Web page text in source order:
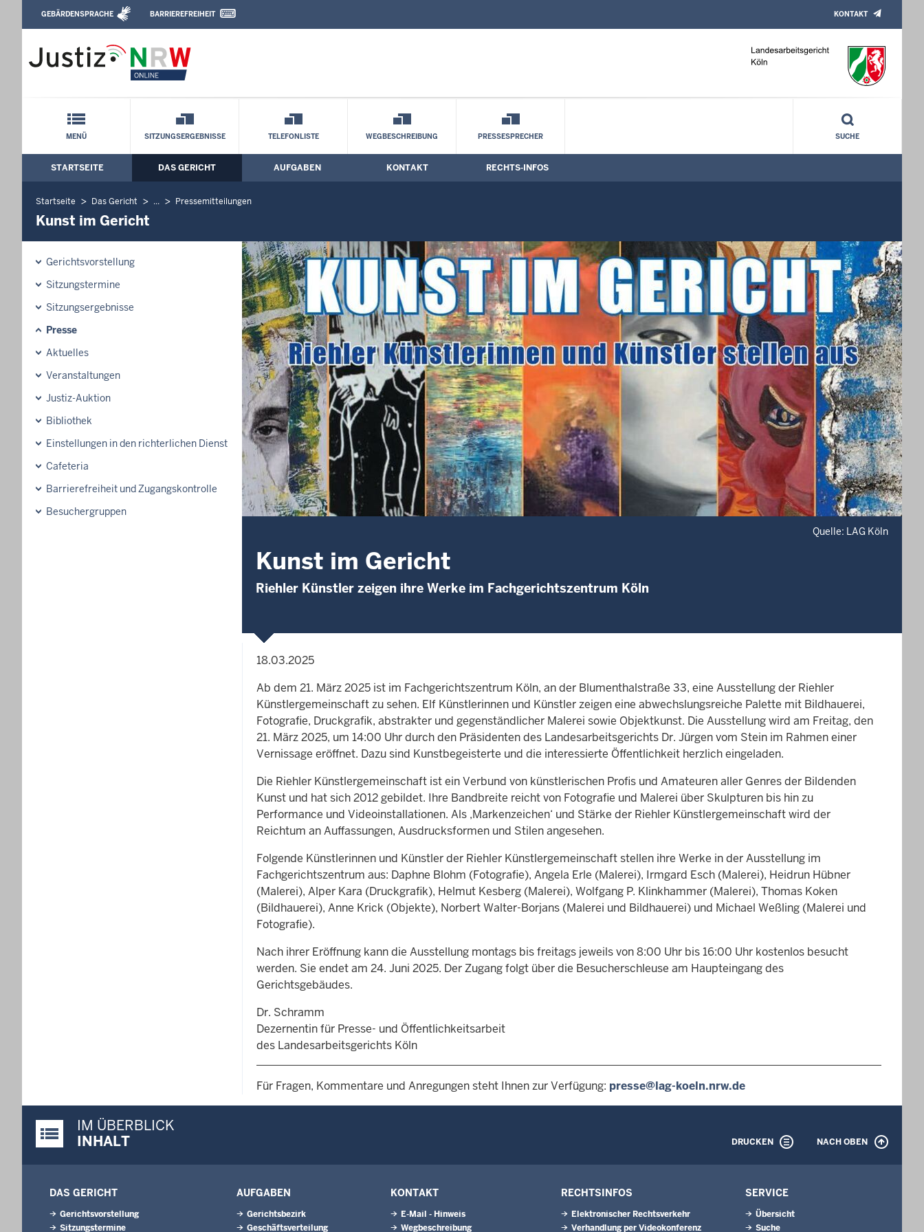
Landesarbeitsgericht Köln: Kunst im Gericht
Direkt zum Inhalt
Leichte Sprache, Gebärdensprachenvideo und Kontaktformular
GEBÄRDENSPRACHE BARRIEREFREIHEIT KONTAKT
Schnellnavigation mit Volltext-Suche
MENÜ SITZUNGSERGEBNISSE TELEFONLISTE WEGBESCHREIBUNG PRESSESPRECHER SUCHE
Hauptmenü: Hauptnavigation
STARTSEITE DAS GERICHT AUFGABEN KONTAKT RECHTS-INFOS
Startseite Das Gericht ... Pressemitteilungen
Kunst im Gericht
Gerichtsvorstellung
Sitzungstermine
Sitzungsergebnisse
Presse
Aktuelles
Veranstaltungen
Justiz-Auktion
Bibliothek
Einstellungen in den richterlichen Dienst
Cafeteria
Barrierefreiheit und Zugangskontrolle
Besuchergruppen
Quelle: LAG Köln
Kunst im Gericht
Riehler Künstler zeigen ihre Werke im Fachgerichtszentrum Köln
18.03.2025
Ab dem 21. März 2025 ist im Fachgerichtszentrum Köln, an der Blumenthalstraße 33, eine Ausstellung der Riehler
Künstlergemeinschaft zu sehen. Elf Künstlerinnen und Künstler zeigen eine abwechslungsreiche Palette mit Bildhauerei,
Fotografie, Druckgrafik, abstrakter und gegenständlicher Malerei sowie Objektkunst. Die Ausstellung wird am Freitag, den
21. März 2025, um 14:00 Uhr durch den Präsidenten des Landesarbeitsgerichts Dr. Jürgen vom Stein im Rahmen einer
Vernissage eröffnet. Dazu sind Kunstbegeisterte und die interessierte Öffentlichkeit herzlich eingeladen.
Die Riehler Künstlergemeinschaft ist ein Verbund von künstlerischen Profis und Amateuren aller Genres der Bildenden
Kunst und hat sich 2012 gebildet. Ihre Bandbreite reicht von Fotografie und Malerei über Skulpturen bis hin zu
Performance und Videoinstallationen. Als ‚Markenzeichen‘ und Stärke der Riehler Künstlergemeinschaft wird der
Reichtum an Auffassungen, Ausdrucksformen und Stilen angesehen.
Folgende Künstlerinnen und Künstler der Riehler Künstlergemeinschaft stellen ihre Werke in der Ausstellung im
Fachgerichtszentrum aus: Daphne Blohm (Fotografie), Angela Erle (Malerei), Irmgard Esch (Malerei), Heidrun Hübner
(Malerei), Alper Kara (Druckgrafik), Helmut Kesberg (Malerei), Wolfgang P. Klinkhammer (Malerei), Thomas Koken
(Bildhauerei), Anne Krick (Objekte), Norbert Walter-Borjans (Malerei und Bildhauerei) und Michael Weßling (Malerei und
Fotografie).
Nach ihrer Eröffnung kann die Ausstellung montags bis freitags jeweils von 8:00 Uhr bis 16:00 Uhr kostenlos besucht
werden. Sie endet am 24. Juni 2025. Der Zugang folgt über die Besucherschleuse am Haupteingang des
Gerichtsgebäudes.
Dr. Schramm
Dezernentin für Presse- und Öffentlichkeitsarbeit
des Landesarbeitsgerichts Köln
Für Fragen, Kommentare und Anregungen steht Ihnen zur Verfügung: presse@lag-koeln.nrw.de
Justiz-Portal im Überblick:
IM ÜBERBLICK
INHALT
DRUCKEN NACH OBEN
DAS GERICHT
Gerichtsvorstellung
Sitzungstermine
AUFGABEN
Gerichtsbezirk
Geschäftsverteilung
KONTAKT
E-Mail - Hinweis
Wegbeschreibung
RECHTSINFOS
Elektronischer Rechtsverkehr
Verhandlung per Videokonferenz
SERVICE
Übersicht
Suche